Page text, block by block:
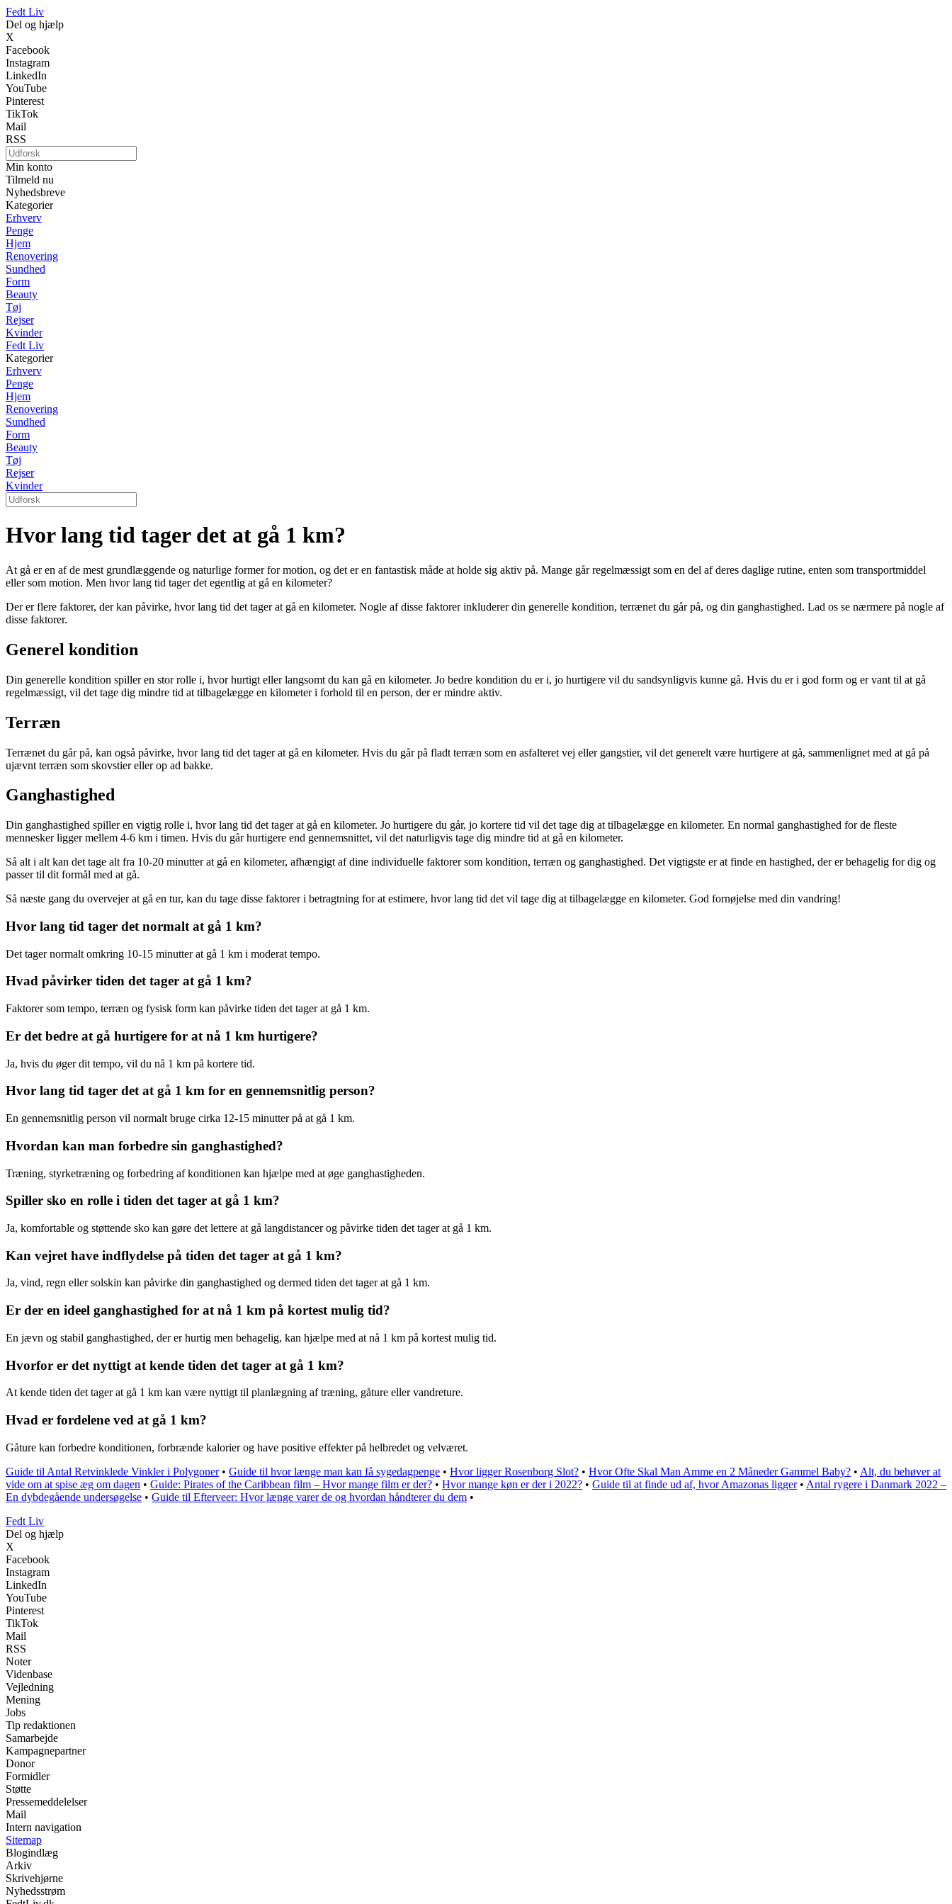
Fedt Liv
Del og hjælp
X
Facebook
Instagram
LinkedIn
YouTube
Pinterest
TikTok
Mail
RSS
Min konto
Tilmeld nu
Nyhedsbreve
Kategorier
Erhverv
Penge
Hjem
Renovering
Sundhed
Form
Beauty
Tøj
Rejser
Kvinder
Fedt Liv
Kategorier
Erhverv
Penge
Hjem
Renovering
Sundhed
Form
Beauty
Tøj
Rejser
Kvinder
Hvor lang tid tager det at gå 1 km?
At gå er en af de mest grundlæggende og naturlige former for motion, og det er en fantastisk måde at holde sig aktiv på. Mange går regelmæssigt som en del af deres daglige rutine, enten som transportmiddel
eller som motion. Men hvor lang tid tager det egentlig at gå en kilometer?
Der er flere faktorer, der kan påvirke, hvor lang tid det tager at gå en kilometer. Nogle af disse faktorer inkluderer din generelle kondition, terrænet du går på, og din ganghastighed. Lad os se nærmere på nogle af
disse faktorer.
Generel kondition
Din generelle kondition spiller en stor rolle i, hvor hurtigt eller langsomt du kan gå en kilometer. Jo bedre kondition du er i, jo hurtigere vil du sandsynligvis kunne gå. Hvis du er i god form og er vant til at gå
regelmæssigt, vil det tage dig mindre tid at tilbagelægge en kilometer i forhold til en person, der er mindre aktiv.
Terræn
Terrænet du går på, kan også påvirke, hvor lang tid det tager at gå en kilometer. Hvis du går på fladt terræn som en asfalteret vej eller gangstier, vil det generelt være hurtigere at gå, sammenlignet med at gå på
ujævnt terræn som skovstier eller op ad bakke.
Ganghastighed
Din ganghastighed spiller en vigtig rolle i, hvor lang tid det tager at gå en kilometer. Jo hurtigere du går, jo kortere tid vil det tage dig at tilbagelægge en kilometer. En normal ganghastighed for de fleste
mennesker ligger mellem 4-6 km i timen. Hvis du går hurtigere end gennemsnittet, vil det naturligvis tage dig mindre tid at gå en kilometer.
Så alt i alt kan det tage alt fra 10-20 minutter at gå en kilometer, afhængigt af dine individuelle faktorer som kondition, terræn og ganghastighed. Det vigtigste er at finde en hastighed, der er behagelig for dig og
passer til dit formål med at gå.
Så næste gang du overvejer at gå en tur, kan du tage disse faktorer i betragtning for at estimere, hvor lang tid det vil tage dig at tilbagelægge en kilometer. God fornøjelse med din vandring!
Hvor lang tid tager det normalt at gå 1 km?
Det tager normalt omkring 10-15 minutter at gå 1 km i moderat tempo.
Hvad påvirker tiden det tager at gå 1 km?
Faktorer som tempo, terræn og fysisk form kan påvirke tiden det tager at gå 1 km.
Er det bedre at gå hurtigere for at nå 1 km hurtigere?
Ja, hvis du øger dit tempo, vil du nå 1 km på kortere tid.
Hvor lang tid tager det at gå 1 km for en gennemsnitlig person?
En gennemsnitlig person vil normalt bruge cirka 12-15 minutter på at gå 1 km.
Hvordan kan man forbedre sin ganghastighed?
Træning, styrketræning og forbedring af konditionen kan hjælpe med at øge ganghastigheden.
Spiller sko en rolle i tiden det tager at gå 1 km?
Ja, komfortable og støttende sko kan gøre det lettere at gå langdistancer og påvirke tiden det tager at gå 1 km.
Kan vejret have indflydelse på tiden det tager at gå 1 km?
Ja, vind, regn eller solskin kan påvirke din ganghastighed og dermed tiden det tager at gå 1 km.
Er der en ideel ganghastighed for at nå 1 km på kortest mulig tid?
En jævn og stabil ganghastighed, der er hurtig men behagelig, kan hjælpe med at nå 1 km på kortest mulig tid.
Hvorfor er det nyttigt at kende tiden det tager at gå 1 km?
At kende tiden det tager at gå 1 km kan være nyttigt til planlægning af træning, gåture eller vandreture.
Hvad er fordelene ved at gå 1 km?
Gåture kan forbedre konditionen, forbrænde kalorier og have positive effekter på helbredet og velværet.
Guide til Antal Retvinklede Vinkler i Polygoner• Guide til hvor længe man kan få sygedagpenge • Hvor ligger Rosenborg Slot? • Hvor Ofte Skal Man Amme en 2 Måneder Gammel Baby? • Alt, du behøver at
vide om at spise æg om dagen • Guide: Pirates of the Caribbean film – Hvor mange film er der? • Hvor mange køn er der i 2022? • Guide til at finde ud af, hvor Amazonas ligger• Antal rygere i Danmark 2022 –
En dybdegående undersøgelse • Guide til Efterveer: Hvor længe varer de og hvordan håndterer du dem •
Fedt Liv
Del og hjælp
X
Facebook
Instagram
LinkedIn
YouTube
Pinterest
TikTok
Mail
RSS
Noter
Videnbase
Vejledning
Mening
Jobs
Tip redaktionen
Samarbejde
Kampagnepartner
Donor
Formidler
Støtte
Pressemeddelelser
Mail
Intern navigation
Sitemap
Blogindlæg
Arkiv
Skrivehjørne
Nyhedsstrøm